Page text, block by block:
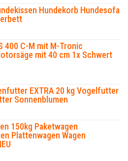
Hundekorb Hundesofa
400 C-M mit M-Tronic
mit 40 cm 1x Schwert
EXTRA 20 kg Vogelfutter
Sonnenblumen
150kg Paketwagen
Plattenwagen Wagen